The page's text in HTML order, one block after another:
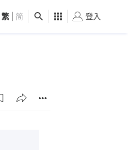
觀點 健康 好食玩飛
繁 简 登入